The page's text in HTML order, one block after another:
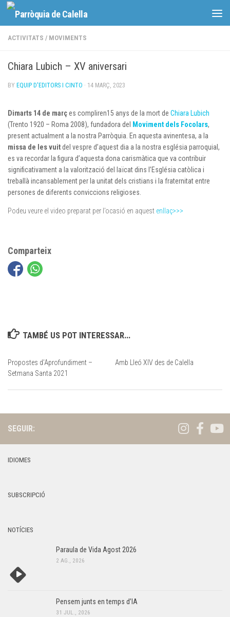
Skip to content
ACTIVITATS / MOVIMENTS
Chiara Lubich – XV aniversari
BY EQUIP D'EDITORS I CINTO · 14 MARÇ, 2023
Dimarts 14 de marçes compliren15 anys de la mort de Chiara Lubich
(Trento 1920 – Roma 2008), fundadora del
Moviment dels Focolars,
present actualment a la nostra Parròquia. En aquesta avinentesa, a la
missa de les vuitdel vespre d’aquest dia a la nostra església parroquial,
es va recordar la figura d’aquesta dona carismàtica que va contribuir
significativament a la valorització del laïcat dins l’Església catòlica i
treballà incansablement per la unitat dels cristians i la fraternitat entre
persones de diferents conviccions religioses.
Podeu veure el video preparat per l’ocasió en aquest enllaç>>>
Comparteix
TAMBÉ US POT INTERESSAR...
Propostes d’Aprofundiment –
Setmana Santa 2021
Amb Lleó XIV des de Calella
SEGUIR:
IDIOMES
SUBSCRIPCIÓ
NOTÍCIES
Paraula de Vida Agost 2026
2 AG., 2026
Pensem junts en temps d’IA
31 JUL., 2026